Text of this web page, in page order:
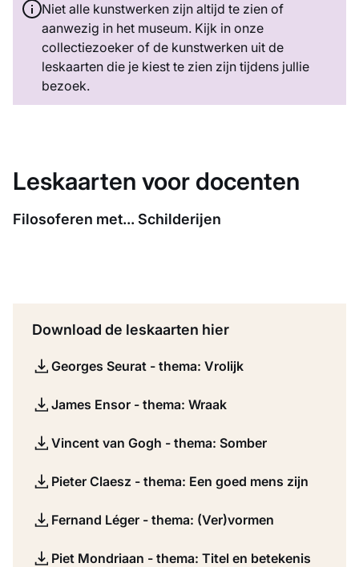
Niet alle kunstwerken zijn altijd te zien of
aanwezig in het museum. Kijk in onze
collectiezoeker of de kunstwerken uit de
leskaarten die je kiest te zien zijn tijdens jullie
bezoek.
Leskaarten voor docenten
Filosoferen met... Schilderijen
Download de leskaarten hier
Georges Seurat - thema: Vrolijk
James Ensor - thema: Wraak
Vincent van Gogh - thema: Somber
Pieter Claesz - thema: Een goed mens zijn
Fernand Léger - thema: (Ver)vormen
Piet Mondriaan - thema: Titel en betekenis